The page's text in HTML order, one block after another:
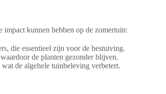
impact kunnen hebben op de zomertuin:
die essentieel zijn voor de bestuiving.
de planten gezonder blijven.
de algehele tuinbeleving verbetert.